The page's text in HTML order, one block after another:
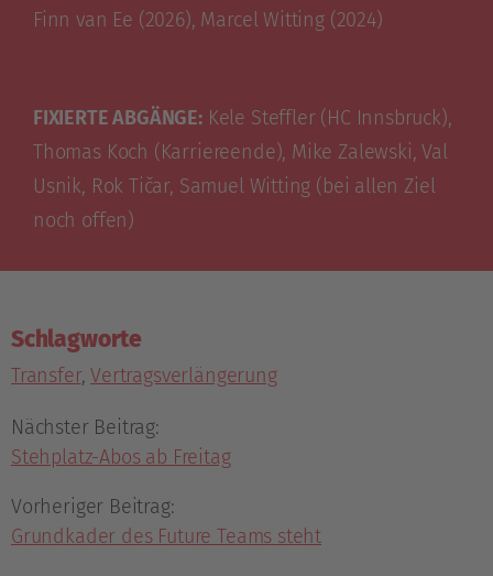
Finn van Ee (2026), Marcel Witting (2024)
FIXIERTE ABGÄNGE:Kele Steffler (HC Innsbruck),
Thomas Koch (Karriereende), Mike Zalewski, Val
Usnik, Rok Tičar, Samuel Witting (bei allen Ziel
noch offen)
Schlagworte
Transfer,Vertragsverlängerung
Nächster Beitrag:
Stehplatz-Abos ab Freitag
Vorheriger Beitrag:
Grundkader des Future Teams steht